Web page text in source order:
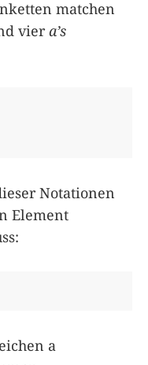
matchen
viera’s
Notationen
Element
a